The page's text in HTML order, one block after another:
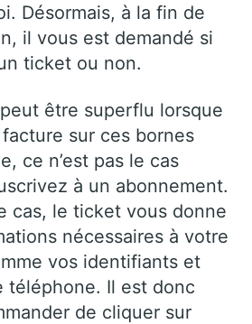
Désormais, à la fin de
il vous est demandé si
ticket ou non.
être superflu lorsque
sur ces bornes
ce n’est pas le cas
à un abonnement.
cas, le ticket vous donne
nécessaires à votre
vos identifiants et
téléphone. Il est donc
de cliquer sur